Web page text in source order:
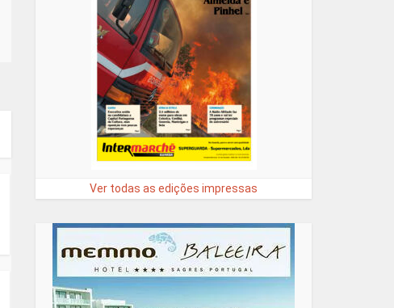
Ver todas as edições impressas